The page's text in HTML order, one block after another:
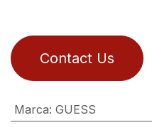
Contact Us
Marca: GUESS